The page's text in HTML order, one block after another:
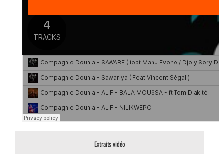
Extraits vidéo